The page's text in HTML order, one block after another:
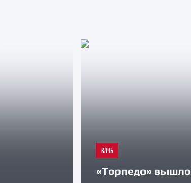
КЛУБ
«Торпедо» вышло